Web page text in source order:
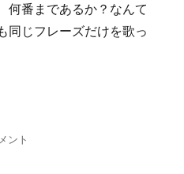
何番まであるか？なんて
同じフレーズだけを歌っ
詞とは違う？雨降りを願うの
ント